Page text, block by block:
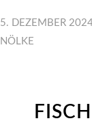
5. DEZEMBER
NÖLKE